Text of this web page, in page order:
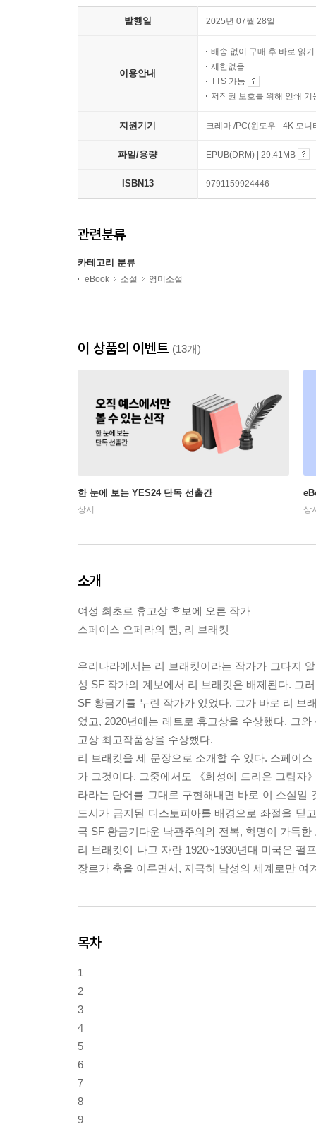
발행일 2025년 07월 28일
이용안내
배송 없이 구매 후 바로 읽기
제한없음
TTS 가능
저작권 보호를 위해 인쇄 기
지원기기 크레마 /PC(윈도우 - 4K 모
파일/용량 EPUB(DRM) | 29.41MB
ISBN13 9791159924446
관련분류
카테고리 분류
eBook 소설 영미소설
이 상품의 이벤트 (13개)
한 눈에 보는 YES24 단독 선출간
상시 상
소개
여성 최초로 휴고상 후보에 오른 작가
스페이스 오페라의 퀸, 리 브래킷
우리나라에서는 리 브래킷이라는 작가가 그다지
성 SF 작가의 계보에서 리 브래킷은 배제된다. 그
SF 황금기를 누린 작가가 있었다. 그가 바로 리 브
었고, 2020년에는 레트로 휴고상을 수상했다. 그
고상 최고작품상을 수상했다.
리 브래킷을 세 문장으로 소개할 수 있다. 스페이
가 그것이다. 그중에서도 《화성에 드리운 그림자
라라는 단어를 그대로 구현해내면 바로 이 소설일
도시가 금지된 디스토피아를 배경으로 좌절을 딛
국 SF 황금기다운 낙관주의와 전복, 혁명이 가득
리 브래킷이 나고 자란 1920~1930년대 미국은 펄
장르가 축을 이루면서, 지극히 남성의 세계로만
목차
1
2
3
4
5
6
7
8
9